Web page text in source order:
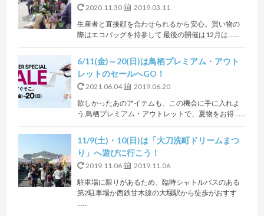
2020.11.30
2019.03.11
生産者と直接顔を合わせられるから安心。買い物の
際はエコバッグを持参して 最後の開催は12月は ……
6/11(金)～20(日)は鳥栖プレミアム・アウト
レットのセールへGO！
2021.06.04
2019.06.20
欲しかったあのアイテムも、この機会に手に入れよ
う 鳥栖プレミアム・アウトレットで、夏物をお得 ……
11/9(土)・10(日)は「大刀洗町ドリームまつ
り」へ遊びに行こう！
2019.11.06
2019.11.06
駐車場に限りがあるため、臨時シャトルバスのある
第2駐車場か西鉄甘木線の大堰駅から徒歩がおすす